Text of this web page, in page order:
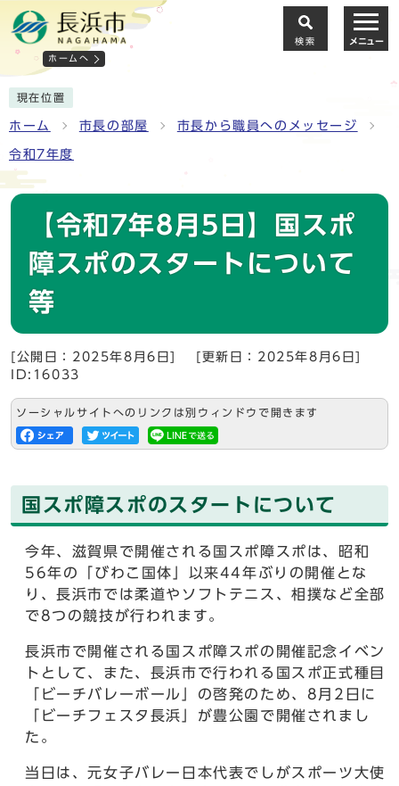
ホームへ
検索 メニュー
現在位置
ホーム 市長の部屋 市長から職員へのメッセージ
令和7年度
【令和7年8月5日】国スポ
障スポのスタートについて
等
[公開日：2025年8月6日]
[更新日：2025年8月6日]
ID:16033
ソーシャルサイトへのリンクは別ウィンドウで開きます
国スポ障スポのスタートについて
今年、滋賀県で開催される国スポ障スポは、昭和
56年の「びわこ国体」以来44年ぶりの開催とな
り、長浜市では柔道やソフトテニス、相撲など全部
で8つの競技が行われます。
長浜市で開催される国スポ障スポの開催記念イベン
トとして、また、長浜市で行われる国スポ正式種目
「ビーチバレーボール」の啓発のため、8月2日に
「ビーチフェスタ長浜」が豊公園で開催されまし
た。
当日は、元女子バレー日本代表でしがスポーツ大使